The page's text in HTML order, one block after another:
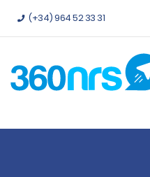
Provalo gratis senza
(+34) 964 52 33 31